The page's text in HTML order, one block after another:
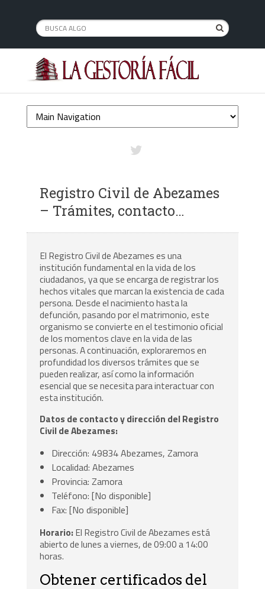
Registro Civil de Abezames
– Trámites, contacto…
El Registro Civil de Abezames es una
institución fundamental en la vida de los
ciudadanos, ya que se encarga de registrar los
hechos vitales que marcan la existencia de cada
persona. Desde el nacimiento hasta la
defunción, pasando por el matrimonio, este
organismo se convierte en el testimonio oficial
de los momentos clave en la vida de las
personas. A continuación, exploraremos en
profundidad los diversos trámites que se
pueden realizar, así como la información
esencial que se necesita para interactuar con
esta institución.
Datos de contacto y dirección del Registro
Civil de Abezames:
Dirección: 49834 Abezames, Zamora
Localidad: Abezames
Provincia: Zamora
Teléfono: [No disponible]
Fax: [No disponible]
Horario:El Registro Civil de Abezames está
abierto de lunes a viernes, de 09:00 a 14:00
horas.
Obtener certificados del